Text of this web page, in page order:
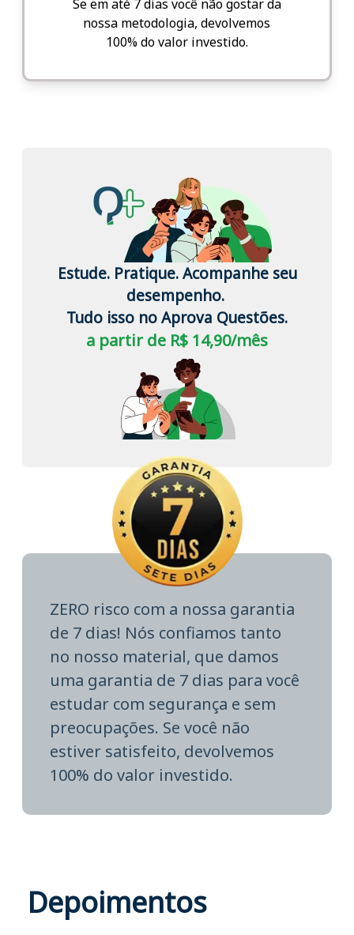
Se em até 7 dias você não gostar da
nossa metodologia, devolvemos
100% do valor investido.
Estude. Pratique. Acompanhe seu
desempenho.
Tudo isso no Aprova Questões.
a partir de R$ 14,90/mês
ZERO risco com a nossa garantia
de 7 dias! Nós confiamos tanto
no nosso material, que damos
uma garantia de 7 dias para você
estudar com segurança e sem
preocupações. Se você não
estiver satisfeito, devolvemos
100% do valor investido.
Depoimentos